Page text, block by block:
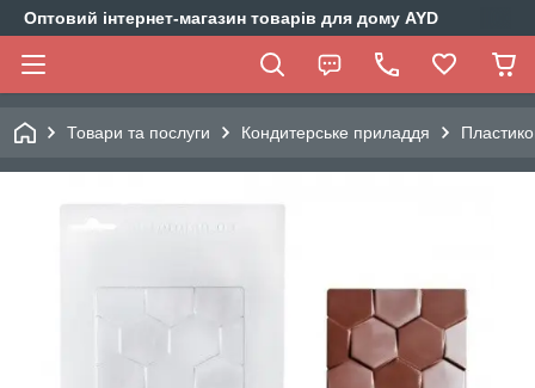
Оптовий інтернет-магазин товарів для дому AYD
Товари та послуги Кондитерське приладдя